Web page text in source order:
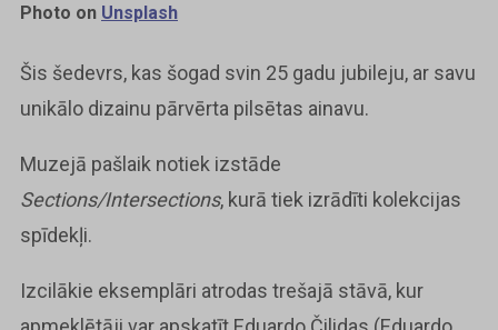
Photo on Unsplash
Šis šedevrs, kas šogad svin 25 gadu jubileju, ar savu
unikālo dizainu pārvērta pilsētas ainavu.
Muzejā pašlaik notiek izstāde
Sections/Intersections, kurā tiek izrādīti kolekcijas
spīdekļi.
Izcilākie eksemplāri atrodas trešajā stāvā, kur